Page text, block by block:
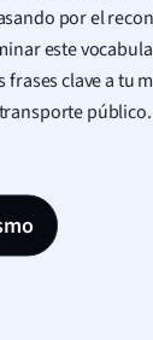
por el
este
frases clave a tu
público.